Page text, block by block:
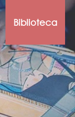
Biblioteca